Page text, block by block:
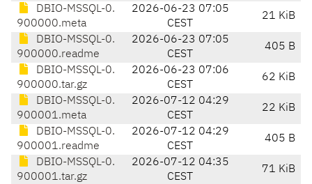
DBIO-MSSQL-0.
900000.meta
2026-06-23 07:05
CEST
21 KiB
DBIO-MSSQL-0.
900000.readme
2026-06-23 07:05
CEST
405 B
DBIO-MSSQL-0.
900000.tar.gz
2026-06-23 07:06
CEST
62 KiB
DBIO-MSSQL-0.
900001.meta
2026-07-12 04:29
CEST
22 KiB
DBIO-MSSQL-0.
900001.readme
2026-07-12 04:29
CEST
405 B
DBIO-MSSQL-0.
900001.tar.gz
2026-07-12 04:35
CEST
71 KiB